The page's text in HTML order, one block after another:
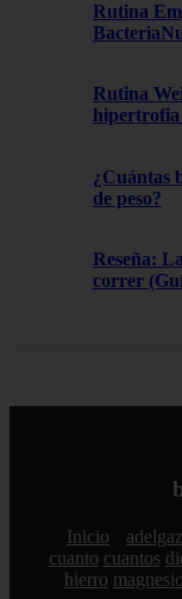
Rutina
Rutina
¿Cuántas
de peso?
Reseña:
correr
Inicio
cuanto cuantos
hierro magnesio